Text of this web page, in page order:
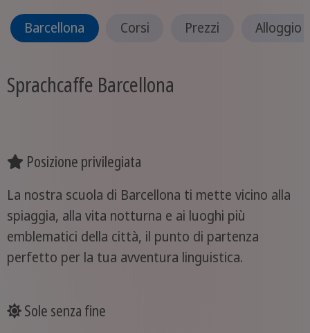
Barcellona Corsi Prezzi Alloggio
Sprachcaffe Barcellona
Posizione privilegiata
La nostra scuola di Barcellona ti mette vicino alla
spiaggia, alla vita notturna e ai luoghi più
emblematici della città, il punto di partenza
perfetto per la tua avventura linguistica.
Sole senza fine